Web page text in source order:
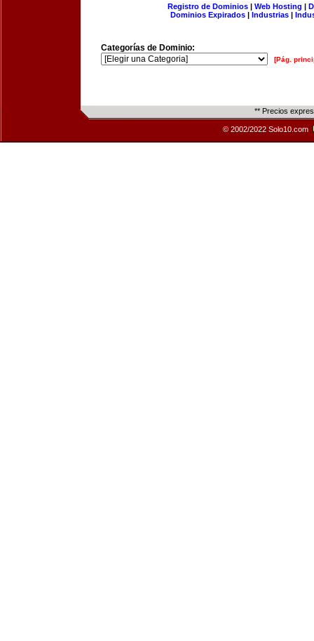
Registro de Dominios| Web Hosting |
Dominios Expirados | Industrias |
Categorías de Dominio:
[Pág.
** Precios
© 2002/2022 Solo10.com